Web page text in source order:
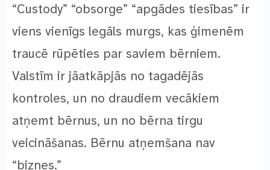
“Custody” “obsorge” “apgādes tiesības” ir
viens vienīgs legāls murgs, kas ģimenēm
traucē rūpēties par saviem bērniem.
Valstīm ir jāatkāpjās no tagadējās
kontroles, un no draudiem vecākiem
atņemt bērnus, un no bērna tirgu
veicināšanas. Bērnu atņemšana nav
“biznes.”